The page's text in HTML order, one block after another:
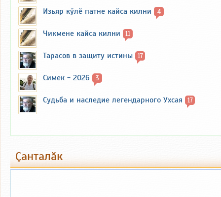
Изьяр кӳлӗ патне кайса килни 4
Чикмене кайса килни 11
Тарасов в защиту истины 17
Симек - 2026 3
Судьба и наследие легендарного Ухсая 17
Ҫанталӑк